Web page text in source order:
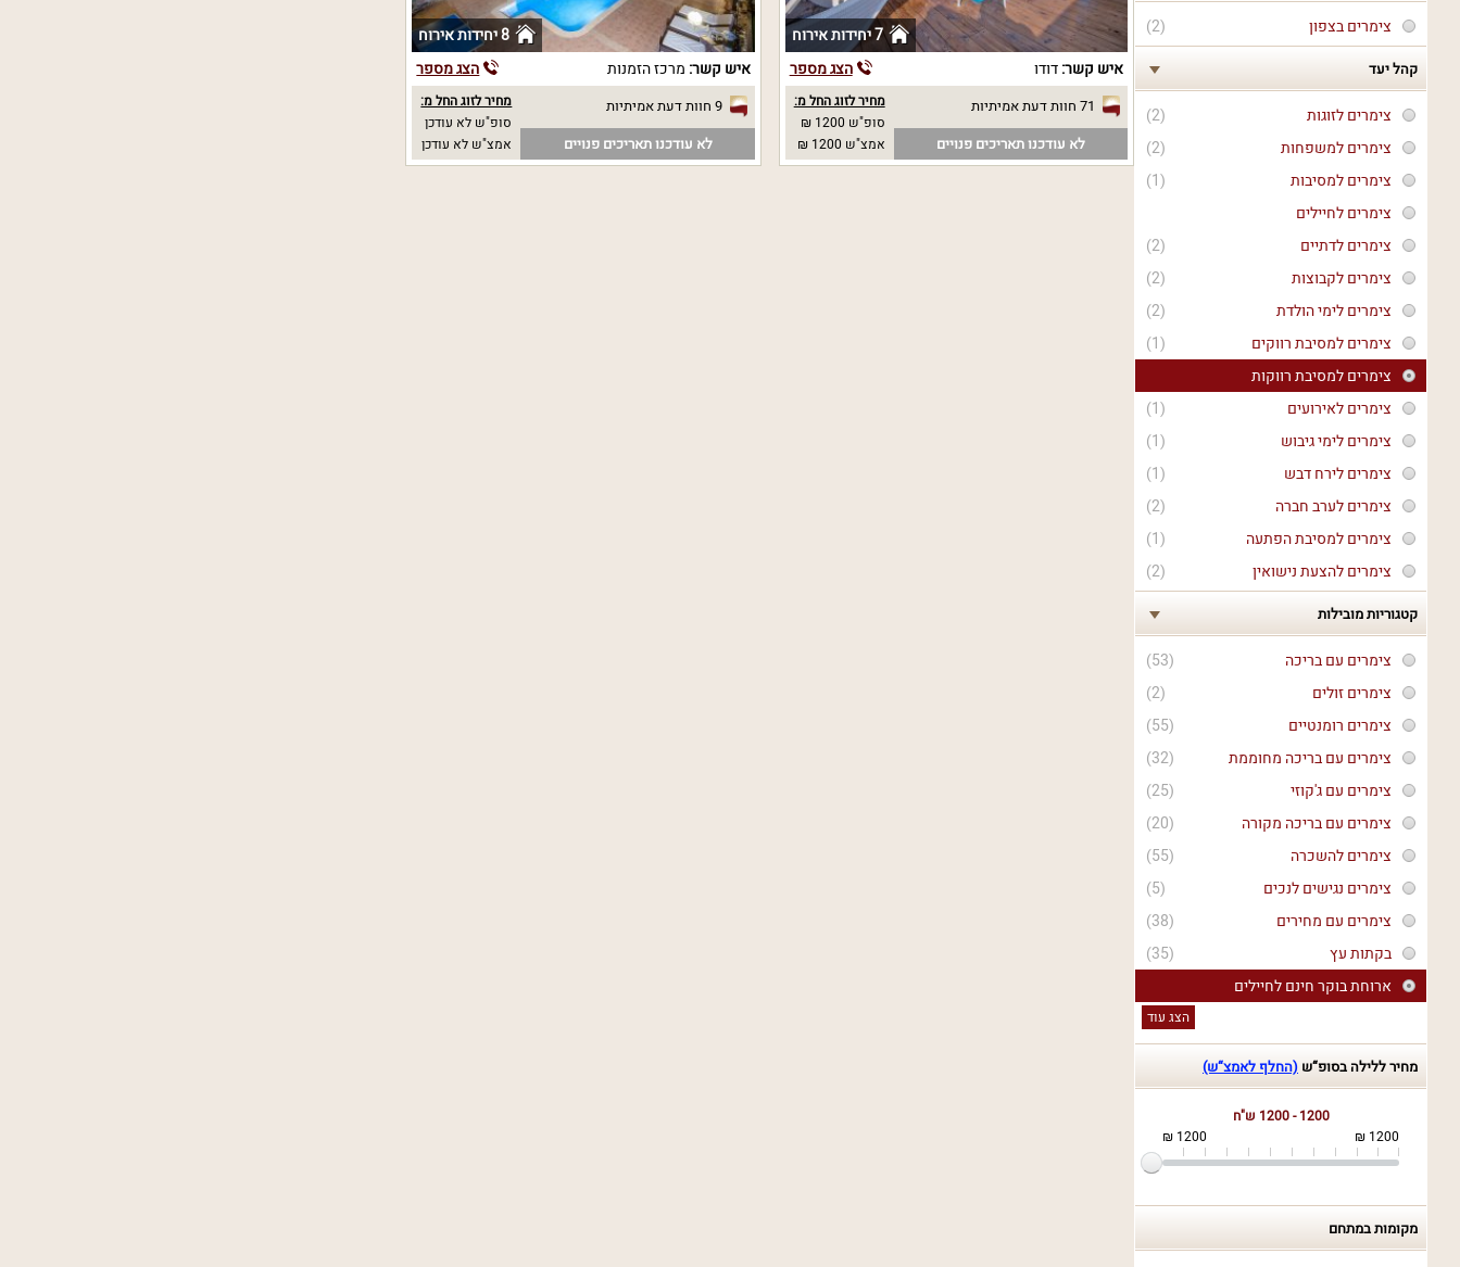
(2) צימרים בצפון
קהל יעד
(2)
צימרים לזוגות
(2)
צימרים למשפחות
(1)
צימרים למסיבות
צימרים לחיילים
(2)
צימרים לדתיים
(2)
צימרים לקבוצות
(2)
צימרים לימי הולדת
(1)
צימרים למסיבת רווקים
צימרים למסיבת רווקות
(1)
צימרים לאירועים
(1)
צימרים לימי גיבוש
(1)
צימרים לירח דבש
(2)
צימרים לערב חברה
(1)
צימרים למסיבת הפתעה
(2)
צימרים להצעת נישואין
קטגוריות מובילות
(53)
צימרים עם בריכה
(2)
צימרים זולים
(55)
צימרים רומנטיים
(32)
צימרים עם בריכה מחוממת
(25)
צימרים עם ג'קוזי
(20)
צימרים עם בריכה מקורה
(55)
צימרים להשכרה
(5)
צימרים נגישים לנכים
(38)
צימרים עם מחירים
(35)
בקתות עץ
ארוחת בוקר חינם לחיילים
הצג עוד
מחיר ללילה בסופ“ש (החלף לאמצ“ש)
1200 - 1200 ש"ח
1200 ₪
1200 ₪
מקומות במתחם
7 יחידות אירוח
איש קשר:דודו הצג מספר
71 חוות דעת אמיתיות
לא עודכנו תאריכים פנויים
מחיר לזוג החל מ:
סופ"ש 1200 ₪
אמצ"ש 1200 ₪
8 יחידות אירוח
איש קשר: מרכז הזמנות הצג מספר
9 חוות דעת אמיתיות
לא עודכנו תאריכים פנויים
מחיר לזוג החל מ:
סופ"ש לא עודכן
אמצ"ש לא עודכן